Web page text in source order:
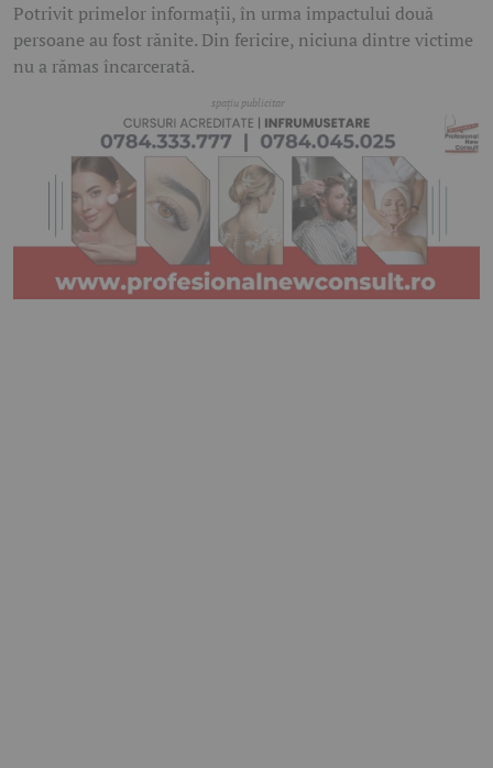
Potrivit primelor informații, în urma impactului două
persoane au fost rănite. Din fericire, niciuna dintre victime
nu a rămas încarcerată.